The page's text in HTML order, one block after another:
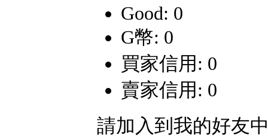
Good: 0
G幣: 0
買家信用: 0
賣家信用: 0
請加入到我的好友